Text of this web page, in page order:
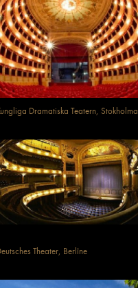
Dramatiska Teatern, Stokholma
Theater, Berlīne